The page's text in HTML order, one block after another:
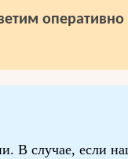
В случае, если